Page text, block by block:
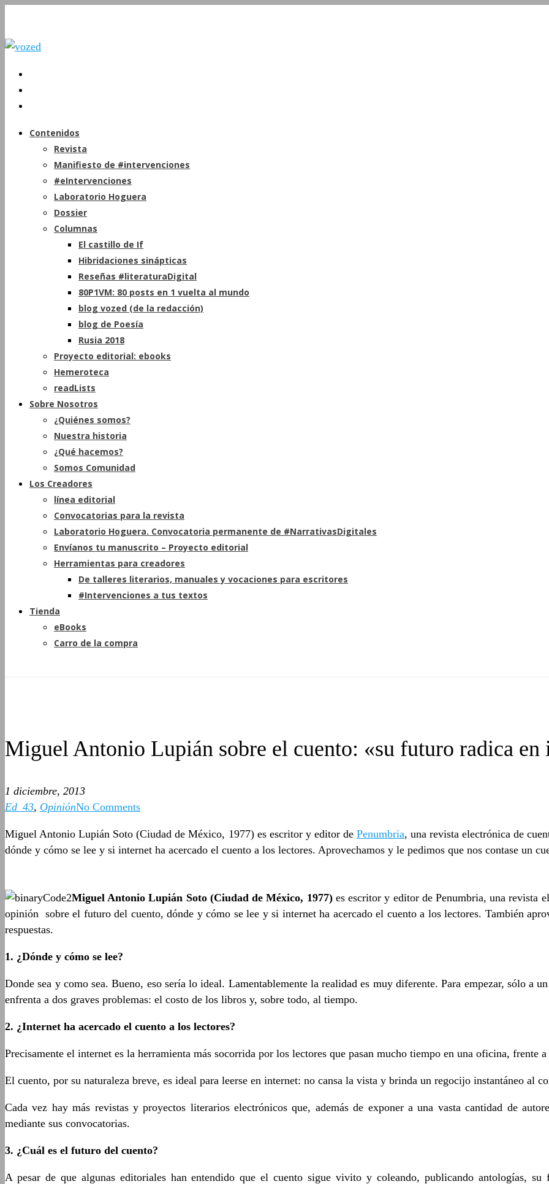
Contenidos
Revista
Manifiesto de #intervenciones
#eIntervenciones
Laboratorio Hoguera
Dossier
Columnas
El castillo de If
Hibridaciones sinápticas
Reseñas #literaturaDigital
80P1VM: 80 posts en 1 vuelta al mundo
blog vozed (de la redacción)
blog de Poesía
Rusia 2018
Proyecto editorial: ebooks
Hemeroteca
readLists
Sobre Nosotros
¿Quiénes somos?
Nuestra historia
¿Qué hacemos?
Somos Comunidad
Los Creadores
línea editorial
Convocatorias para la revista
Laboratorio Hoguera. Convocatoria permanente de #NarrativasDigitales
Envíanos tu manuscrito – Proyecto editorial
Herramientas para creadores
De talleres literarios, manuales y vocaciones para escritores
#Intervenciones a tus textos
Tienda
eBooks
Carro de la compra
Miguel Antonio Lupián sobre el cuento: «su futuro radica en
1 diciembre, 2013
Ed_43, OpiniónNo Comments
Miguel Antonio Lupián Soto (Ciudad de México, 1977) es escritor y editor de Penumbria, una revista electrónica de
dónde y cómo se lee y si internet ha acercado el cuento a los lectores. Aprovechamos y le pedimos que nos contase un
Miguel Antonio Lupián Soto (Ciudad de México, 1977)es escritor y editor de Penumbria, una revista
opinión sobre el futuro del cuento, dónde y cómo se lee y si internet ha acercado el cuento a los lectores. También
respuestas.
1. ¿Dónde y cómo se lee?
Donde sea y como sea. Bueno, eso sería lo ideal. Lamentablemente la realidad es muy diferente. Para empezar, sólo a
enfrenta a dos graves problemas: el costo de los libros y, sobre todo, al tiempo.
2. ¿Internet ha acercado el cuento a los lectores?
Precisamente el internet es la herramienta más socorrida por los lectores que pasan mucho tiempo en una oficina, frente
El cuento, por su naturaleza breve, es ideal para leerse en internet: no cansa la vista y brinda un regocijo instantáneo al
Cada vez hay más revistas y proyectos literarios electrónicos que, además de exponer a una vasta cantidad de
mediante sus convocatorias.
3. ¿Cuál es el futuro del cuento?
A pesar de que algunas editoriales han entendido que el cuento sigue vivito y coleando, publicando antologías,